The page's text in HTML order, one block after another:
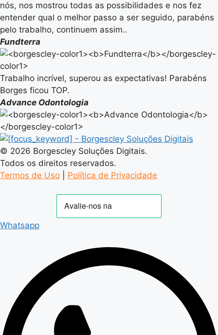
nós, nos mostrou todas as possibilidades e nos fez
entender qual o melhor passo a ser seguido, parabéns
pelo trabalho, continuem assim..
Fundterra
Trabalho incrível, superou as expectativas! Parabéns
Borges ficou TOP.
Advance Odontologia
© 2026 Borgescley Soluções Digitais.
Todos os direitos reservados.
Termos de Uso
Política de Privacidade
Whatsapp